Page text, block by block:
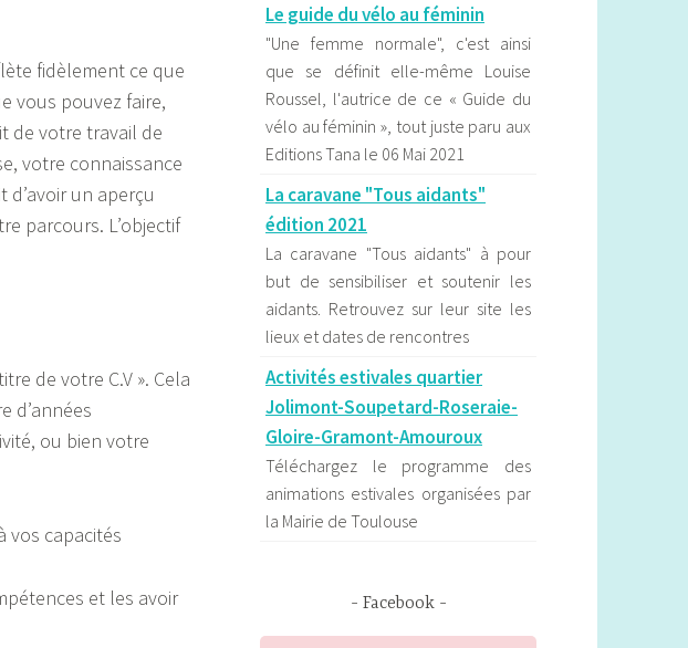
fidèlement ce que
vous pouvez faire,
de votre travail de
votre connaissance
un aperçu
parcours. L’objectif
de votre C.V ». Cela
d’années
ou bien votre
vos capacités
et les avoir
Le guide du vélo au féminin
"Une femme normale", c'est ainsi
que se définit elle-même Louise
Roussel, l'autrice de ce « Guide du
vélo au féminin », tout juste paru aux
Editions Tana le 06 Mai 2021
La caravane "Tous aidants"
édition 2021
La caravane "Tous aidants" à pour
but de sensibiliser et soutenir les
aidants. Retrouvez sur leur site les
lieux et dates de rencontres
Activités estivales quartier
Jolimont-Soupetard-Roseraie-
Gloire-Gramont-Amouroux
Téléchargez le programme des
animations estivales organisées par
la Mairie de Toulouse
des genres & Culture de la Petite
Facebook